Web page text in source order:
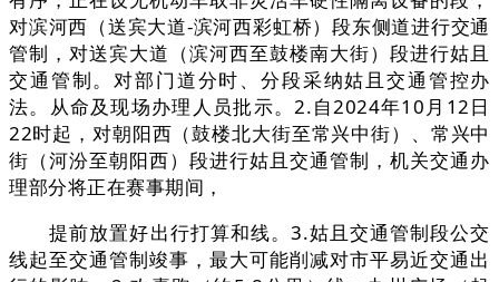
对滨河西（送宾大道-滨河西彩虹桥）段东侧道进行交通
管制，对送宾大道（滨河西至鼓楼南大街）段进行姑且
交通管制。对部门道分时、分段采纳姑且交通管控办
法。从命及现场办理人员批示。2.自2024年10月12日
22时起，对朝阳西（鼓楼北大街至常兴中街）、常兴中
街（河汾至朝阳西）段进行姑且交通管制，机关交通办
理部分将正在赛事期间，
提前放置好出行打算和线。3.姑且交通管制段公交
线起至交通管制竣事，最大可能削减对市平易近交通出